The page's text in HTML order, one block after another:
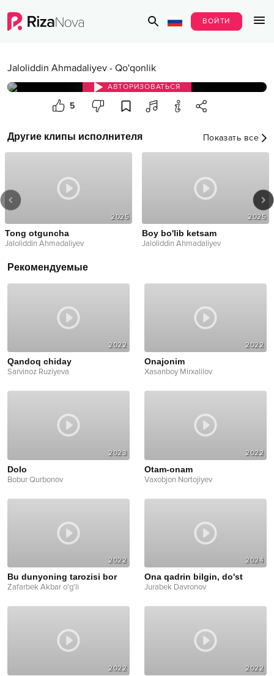
ВОЙТИ
Jaloliddin Ahmadaliyev - Qo'qonlik
АВТОРИЗОВАТЬСЯ
5
Другие клипы исполнителя Показать все
2025
Tong otguncha
Jaloliddin Ahmadaliyev
2025
Boy bo'lib ketsam
Jaloliddin Ahmadaliyev
Рекомендуемые
2022
Qandoq chiday
Sarvinoz Ruziyeva
2022
Onajonim
Xasanboy Mirxalilov
2023
Dolo
Bobur Qurbonov
2022
Otam-onam
Vaxobjon Nortojiyev
2022
Bu dunyoning tarozisi bor
Zafarbek Akbar o'g'li
2024
Ona qadrin bilgin, do'st
Jurabek Davronov
2022 2022